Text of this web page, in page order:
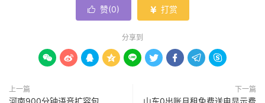
 赞(0)  打赏
分享到
        
上一篇
河南900分钟语音扩容包
下一篇
山东0出账月租免费送电显示费